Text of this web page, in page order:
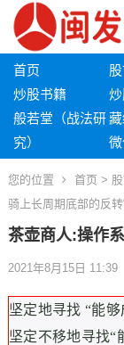
首页
炒股书籍
般若堂（战法研
究）
您的位置 首页 >
骑上长周期底部的反转
茶壶商人:操作
2021年8月15日 11:39
坚定地寻找 “能
坚定不移地寻找“